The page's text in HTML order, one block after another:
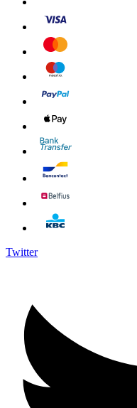
Twitter